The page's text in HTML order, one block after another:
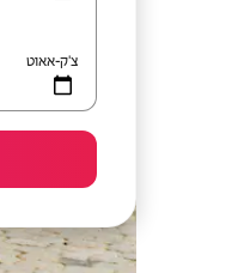
צ'ק-אאוט